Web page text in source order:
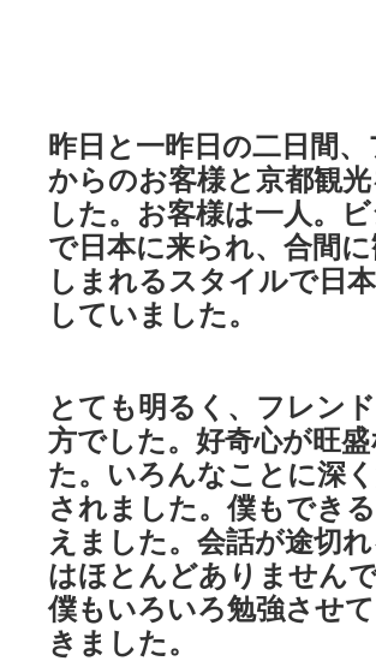
昨日と一昨日の二日間
からのお客様と京都観
した。お客様は一人。
で日本に来られ、合間
しまれるスタイルで日
していました。
とても明るく、フレン
方でした。好奇心が旺
た。いろんなことに深
されました。僕もでき
えました。会話が途切
はほとんどありませんで
僕もいろいろ勉強させ
きました。